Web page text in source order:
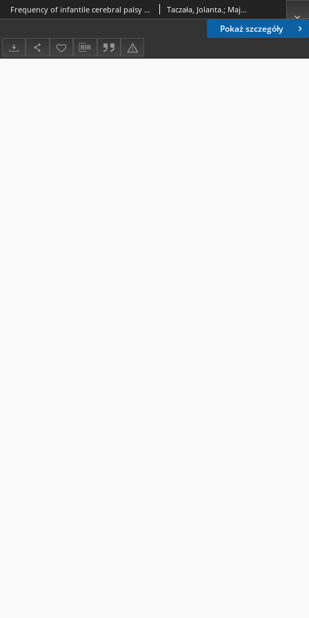
Pokaż szczegóły
Frequency of infantile cerebral palsy in children with, neurodevelopmental disorders Taczała, Jolanta.; Majcher, Piotr.; Skibiński, Cezary.; Senderek, Tomasz.